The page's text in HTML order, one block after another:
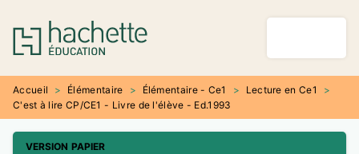
MENU RECHERCHE
PIED DE PAGE
Accueil > Élémentaire > Élémentaire - Ce1 > Lecture en Ce1
>
C'est à lire CP/CE1 - Livre de l'élève - Ed.1993
VERSION PAPIER